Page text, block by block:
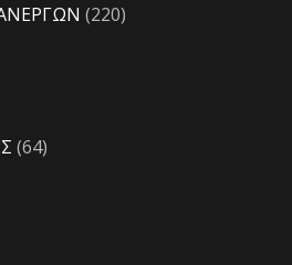
(220)
(64)